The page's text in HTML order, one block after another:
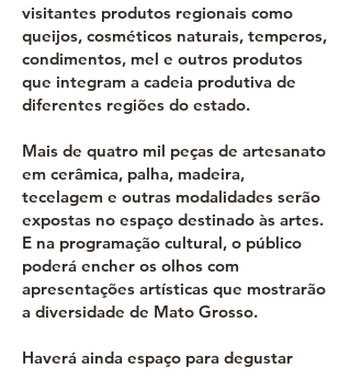
visitantes produtos regionais como
queijos, cosméticos naturais, temperos,
condimentos, mel e outros produtos
que integram a cadeia produtiva de
diferentes regiões do estado.
Mais de quatro mil peças de artesanato
em cerâmica, palha, madeira,
tecelagem e outras modalidades serão
expostas no espaço destinado às artes.
E na programação cultural, o público
poderá encher os olhos com
apresentações artísticas que mostrarão
a diversidade de Mato Grosso.
Haverá ainda espaço para degustar